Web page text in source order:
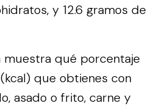
y 12.6 gramos de
muestra qué porcentaje
que obtienes con
asado o frito, carne y